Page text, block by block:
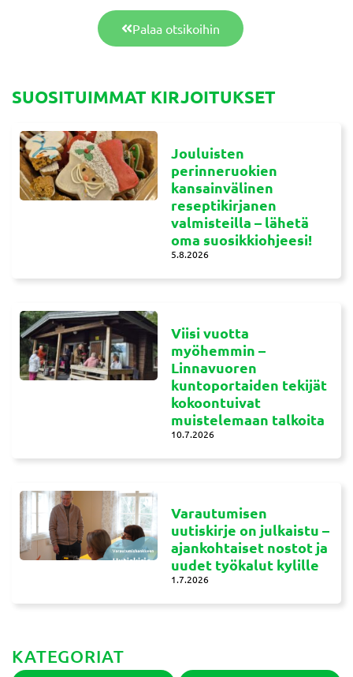
Palaa otsikoihin
SUOSITUIMMAT KIRJOITUKSET
Jouluisten
perinneruokien
kansainvälinen
reseptikirjanen
valmisteilla – lähetä
oma suosikkiohjeesi!
5.8.2026
Viisi vuotta
myöhemmin –
Linnavuoren
kuntoportaiden tekijät
kokoontuivat
muistelemaan talkoita
10.7.2026
Varautumisen
uutiskirje on julkaistu –
ajankohtaiset nostot ja
uudet työkalut kylille
1.7.2026
KATEGORIAT